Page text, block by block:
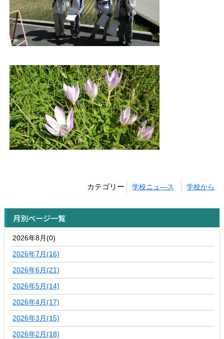
カテゴリー 学校ニュ―ス 学校から
月別ページ一覧
2026年8月(0)
2026年7月(16)
2026年6月(21)
2026年5月(14)
2026年4月(17)
2026年3月(15)
2026年2月(18)